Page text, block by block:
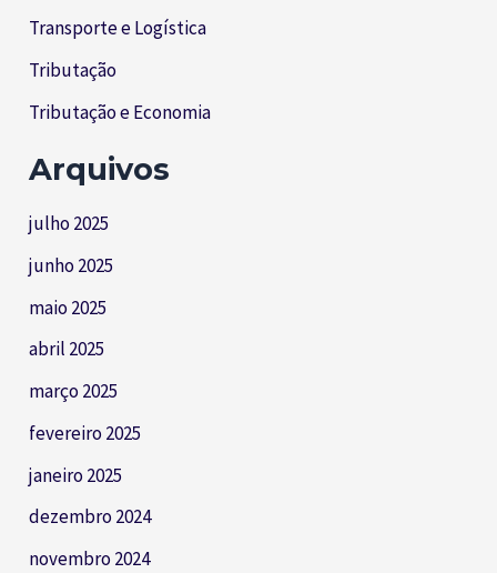
Transporte e Logística
Tributação
Tributação e Economia
Arquivos
julho 2025
junho 2025
maio 2025
abril 2025
março 2025
fevereiro 2025
janeiro 2025
dezembro 2024
novembro 2024